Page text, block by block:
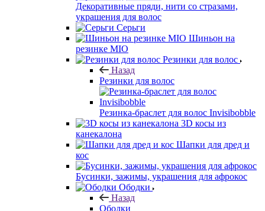
Декоративные пряди, нити со стразами,
украшения для волос
Серьги
Шиньон на
резинке MIO
Резинки для волос
Назад
Резинки для волос
Резинка-браслет для волос Invisibobble
3D косы из
канекалона
Шапки для дред и
кос
Бусинки, зажимы, украшения для афрокос
Ободки
Назад
Ободки